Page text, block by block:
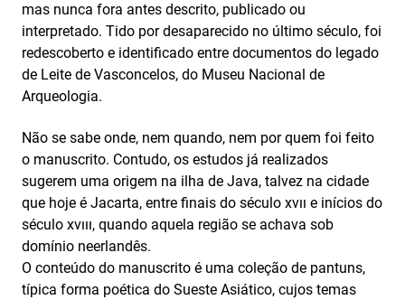
mas nunca fora antes descrito, publicado ou
interpretado. Tido por desaparecido no último século, foi
redescoberto e identificado entre documentos do legado
de Leite de Vasconcelos, do Museu Nacional de
Arqueologia.
Não se sabe onde, nem quando, nem por quem foi feito
o manuscrito. Contudo, os estudos já realizados
sugerem uma origem na ilha de Java, talvez na cidade
que hoje é Jacarta, entre finais do século xvıı e inícios do
século xvııı, quando aquela região se achava sob
domínio neerlandês.
O conteúdo do manuscrito é uma coleção de pantuns,
típica forma poética do Sueste Asiático, cujos temas